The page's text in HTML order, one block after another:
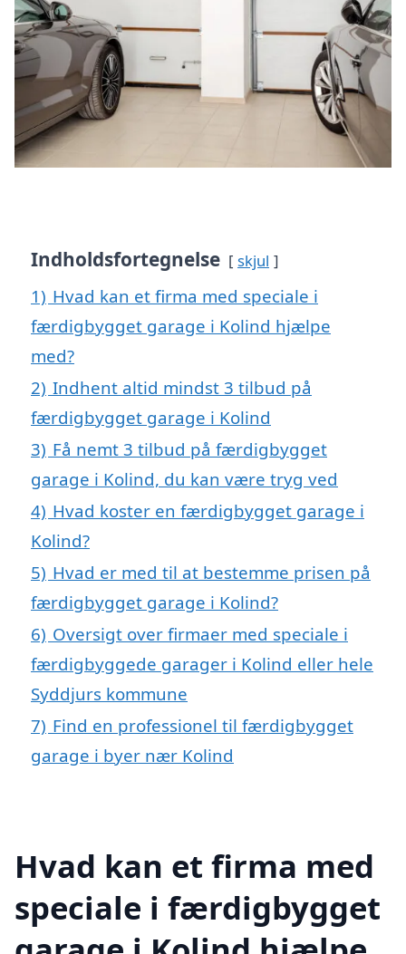
Indholdsfortegnelse skjul
1) Hvad kan et firma med speciale i
færdigbygget garage i Kolind hjælpe
med?
2) Indhent altid mindst 3 tilbud på
færdigbygget garage i Kolind
3) Få nemt 3 tilbud på færdigbygget
garage i Kolind, du kan være tryg ved
4) Hvad koster en færdigbygget garage i
Kolind?
5) Hvad er med til at bestemme prisen på
færdigbygget garage i Kolind?
6) Oversigt over firmaer med speciale i
færdigbyggede garager i Kolind eller hele
Syddjurs kommune
7) Find en professionel til færdigbygget
garage i byer nær Kolind
Hvad kan et firma med
speciale i færdigbygget